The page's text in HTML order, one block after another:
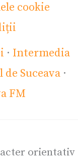
cookie
· Intermedia
Suceava ·
FM
orientativ